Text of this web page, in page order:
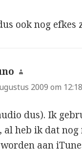
ook nog efkes
schreef:
2009 om 12:18
dus). Ik
al heb ik dat
aan